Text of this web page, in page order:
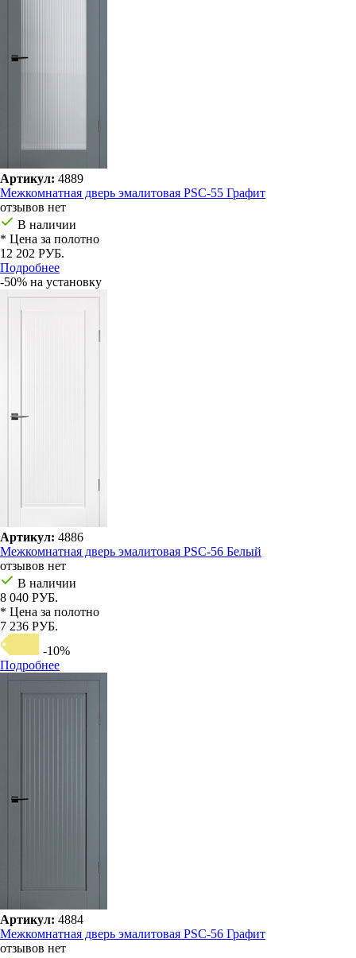
Артикул: 4889
Межкомнатная дверь эмалитовая PSC-55 Графит
отзывов нет
В наличии
* Цена за полотно
12 202 РУБ.
Подробнее
-50% на установку
Артикул: 4886
Межкомнатная дверь эмалитовая PSC-56 Белый
отзывов нет
В наличии
8 040 РУБ.
* Цена за полотно
7 236 РУБ.
-10%
Подробнее
Артикул: 4884
Межкомнатная дверь эмалитовая PSC-56 Графит
отзывов нет